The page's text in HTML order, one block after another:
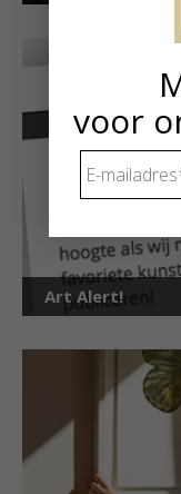
Art Alert!
voor
mailadres